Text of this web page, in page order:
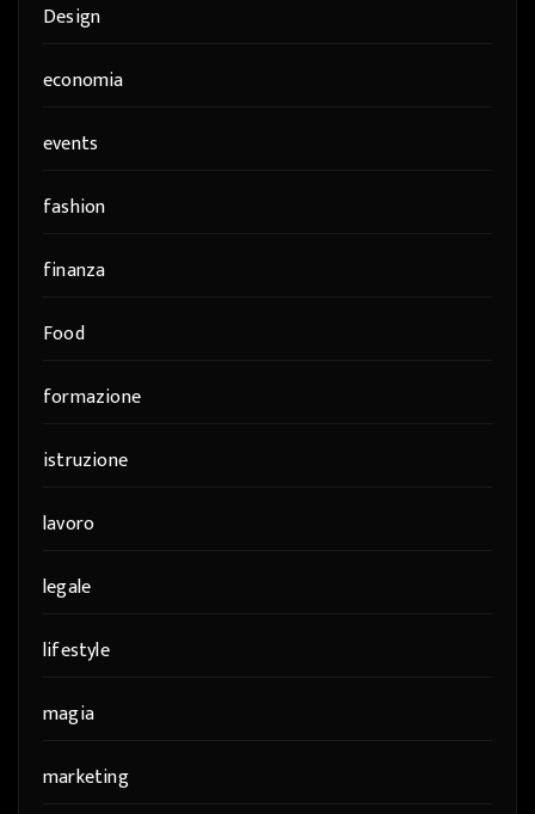
Design
economia
events
fashion
finanza
Food
formazione
istruzione
lavoro
legale
lifestyle
magia
marketing